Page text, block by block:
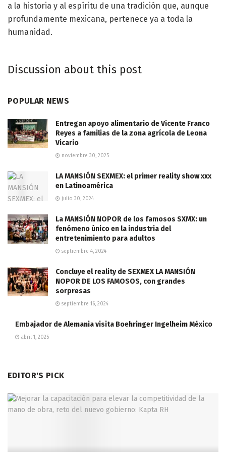
a la historia y al espíritu de una tradición que, aunque
profundamente mexicana, pertenece ya a toda la
humanidad.
Discussion about this post
POPULAR NEWS
Entregan apoyo alimentario de Vicente Franco
Reyes a familias de la zona agrícola de Leona
Vicario
noviembre 30, 2025
LA MANSIÓN SEXMEX: el primer reality show xxx
en Latinoamérica
julio 30, 2024
La MANSIÓN NOPOR de los famosos SXMX: un
fenómeno único en la industria del
entretenimiento para adultos
septiembre 4, 2024
Concluye el reality de SEXMEX LA MANSIÓN
NOPOR DE LOS FAMOSOS, con grandes
sorpresas
septiembre 16, 2024
Embajador de Alemania visita Boehringer Ingelheim México
abril 1, 2025
EDITOR'S PICK